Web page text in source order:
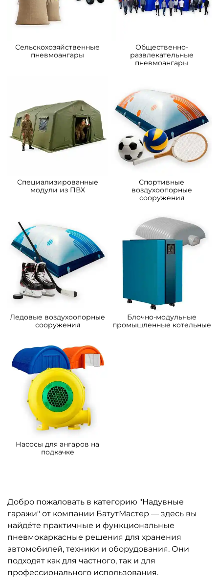
Сельскохозяйственные
пневмоангары
Общественно-
развлекательные
пневмоангары
Специализированные
модули из ПВХ
Спортивные
воздухоопорные
сооружения
Ледовые воздухоопорные
сооружения
Блочно-модульные
промышленные котельные
Насосы для ангаров на
подкачке
Добро пожаловать в категорию "Надувные
гаражи" от компании БатутМастер — здесь вы
найдёте практичные и функциональные
пневмокаркасные решения для хранения
автомобилей, техники и оборудования. Они
подходят как для частного, так и для
профессионального использования.